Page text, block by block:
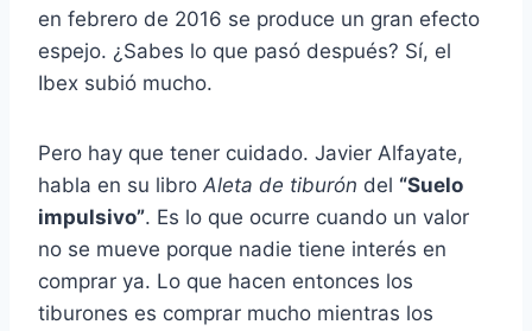
en febrero de 2016 se produce un gran efecto
espejo. ¿Sabes lo que pasó después? Sí, el
Ibex subió mucho.
Pero hay que tener cuidado. Javier Alfayate,
habla en su libro Aleta de tiburón del “Suelo
impulsivo”. Es lo que ocurre cuando un valor
no se mueve porque nadie tiene interés en
comprar ya. Lo que hacen entonces los
tiburones es comprar mucho mientras los